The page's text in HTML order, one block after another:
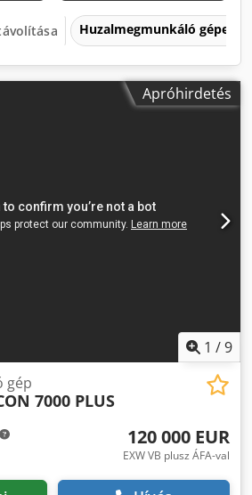
Huzalmegmunkáló gépek
Apróhirdetés
1 /9
gép
7000 PLUS
120 000 EUR
EXW VB plusz ÁFA-val